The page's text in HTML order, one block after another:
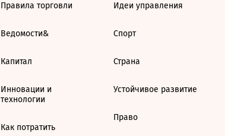
Правила торговли
Ведомости&
Капитал
Инновации и
технологии
Как потратить
Идеи управления
Спорт
Страна
Устойчивое развитие
Право